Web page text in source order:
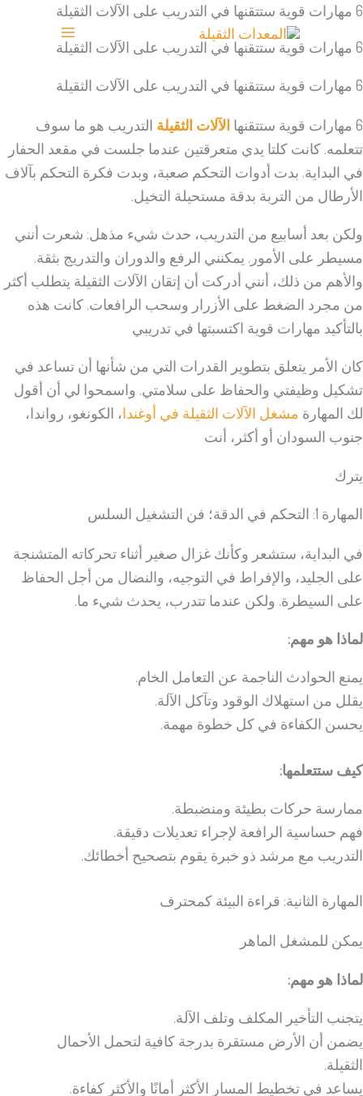
انتقل
المحتوى
6 مهارات قوية ستتقنها في التدريب على الآلات الثقيلة
6 مهارات قوية ستتقنها في التدريب على الآلات الثقيلة
6 مهارات قوية ستتقنها في التدريب على الآلات الثقيلة
6 مهارات قوية ستتقنها الآلات الثقيلة التدريب هو ما سوف
تتعلمه. كانت كلتا يدي متعرقتين عندما جلست في مقعد الحفار
في البداية. بدت أدوات التحكم صعبة، وبدت فكرة التحكم بآلاف
الأرطال من التربة بدقة مستحيلة التخيل.
ولكن بعد أسابيع من التدريب، حدث شيء مذهل: شعرت أنني
مسيطر على الأمور. يمكنني الرفع والدوران والتدريج بثقة.
والأهم من ذلك، أنني أدركت أن إتقان الآلات الثقيلة يتطلب أكثر
من مجرد الضغط على الأزرار وسحب الرافعات. كانت هذه
بالتأكيد مهارات قوية اكتسبتها في تدريبي
كان الأمر يتعلق بتطوير القدرات التي من شأنها أن تساعد في
تشكيل وظيفتي والحفاظ على سلامتي. واسمحوا لي أن أقول
لك المهارة مشغل الآلات الثقيلة في أوغندا، الكونغو، رواندا،
جنوب السودان أو أكثر، أنت
يترك
المهارة 1: التحكم في الدقة؛ فن التشغيل السلس
في البداية، ستشعر وكأنك غزال صغير أثناء تحركاته المتشنجة
على الجليد، والإفراط في التوجيه، والنضال من أجل الحفاظ
على السيطرة. ولكن عندما تتدرب، يحدث شيء ما.
لماذا هو مهم:
يمنع الحوادث الناجمة عن التعامل الخام.
يقلل من استهلاك الوقود وتآكل الآلة.
يحسن الكفاءة في كل خطوة مهمة.
كيف ستتعلمها:
ممارسة حركات بطيئة ومنضبطة.
فهم حساسية الرافعة لإجراء تعديلات دقيقة.
التدريب مع مرشد ذو خبرة يقوم بتصحيح أخطائك.
المهارة الثانية: قراءة البيئة كمحترف
يمكن للمشغل الماهر
لماذا هو مهم:
يتجنب التأخير المكلف وتلف الآلة.
يضمن أن الأرض مستقرة بدرجة كافية لتحمل الأحمال
الثقيلة.
يساعد في تخطيط المسار الأكثر أمانًا والأكثر كفاءة.